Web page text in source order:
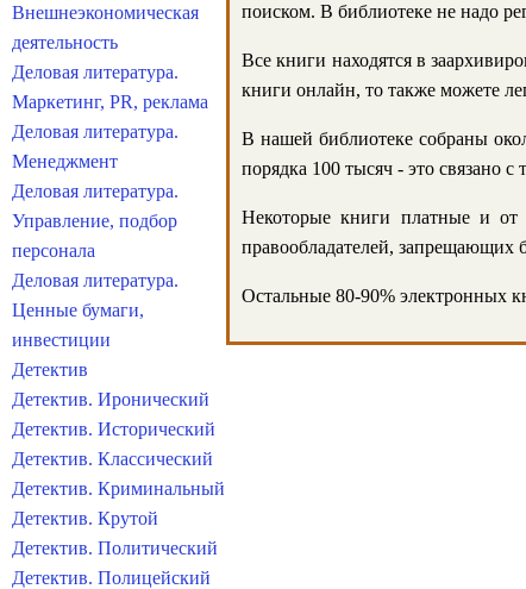
поиском. В библиотеке не надо
Все книги находятся в
книги онлайн, то также можете
В нашей библиотеке собраны
порядка 100 тысяч - это связано
Некоторые книги платные и от
правообладателей, запрещающих
Остальные 80-90% электронных
Внешнеэкономическая
деятельность
Деловая литература.
Маркетинг, PR, реклама
Деловая литература.
Менеджмент
Деловая литература.
Управление, подбор
персонала
Деловая литература.
Ценные бумаги,
инвестиции
Детектив
Детектив. Иронический
Детектив. Исторический
Детектив. Классический
Детектив. Криминальный
Детектив. Крутой
Детектив. Политический
Детектив. Полицейский